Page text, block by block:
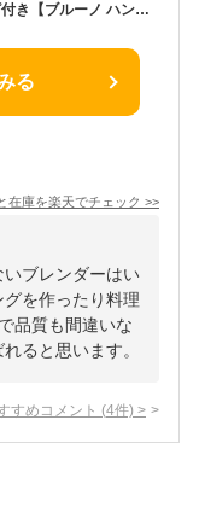
BRUNO マルチスティックブレンダー レシピ付き【ブルーノ ハンディ ハンディブレンダー ブレンダー 電動ミキサー 氷も砕ける フローズン スムージー 離乳食 泡立て 調理家電 キッチン家電 雑貨 おしゃれ かわいい 誕生日 プレゼント時短 クリスマスプレゼント クリスマス】
る
在庫を楽天でチェック >>
ブレンダーはい
を作ったり料理
品質も間違いな
ると思います。
すめコメント (4件) >